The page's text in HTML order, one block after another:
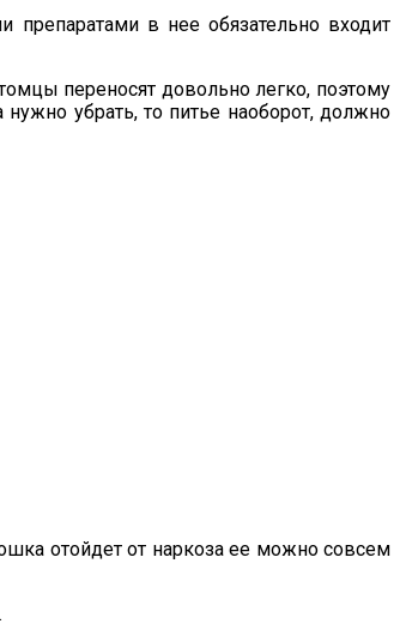
препаратами в нее обязательно входит
переносят довольно легко, поэтому
убрать, то питье наоборот, должно
отойдет от наркоза ее можно совсем